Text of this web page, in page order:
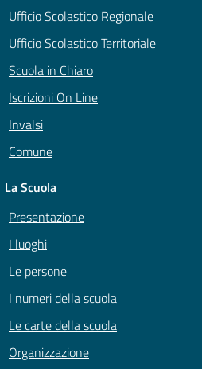
Ufficio Scolastico Regionale
Ufficio Scolastico Territoriale
Scuola in Chiaro
Iscrizioni On Line
Invalsi
Comune
La Scuola
Presentazione
I luoghi
Le persone
I numeri della scuola
Le carte della scuola
Organizzazione